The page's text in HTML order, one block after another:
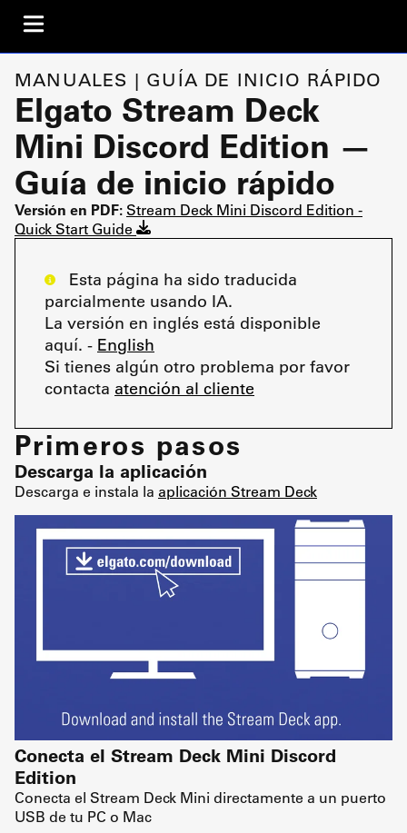
MANUALES | GUÍA DE INICIO RÁPIDO
Elgato Stream Deck
Mini Discord Edition —
Guía de inicio rápido
Versión en PDF: Stream Deck Mini Discord Edition -
Quick Start Guide
Esta página ha sido traducida
parcialmente usando IA.
La versión en inglés está disponible
aquí. - English
Si tienes algún otro problema por favor
contacta atención al cliente
Primeros pasos
Descarga la aplicación
Descarga e instala la aplicación Stream Deck
Conecta el Stream Deck Mini Discord
Edition
Conecta el Stream Deck Mini directamente a un puerto
USB de tu PC o Mac